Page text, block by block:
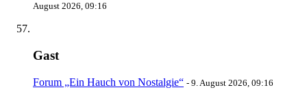
August 2026, 09:16
Gast
Forum „Ein Hauch von Nostalgie“ - 9. August 2026, 09:16